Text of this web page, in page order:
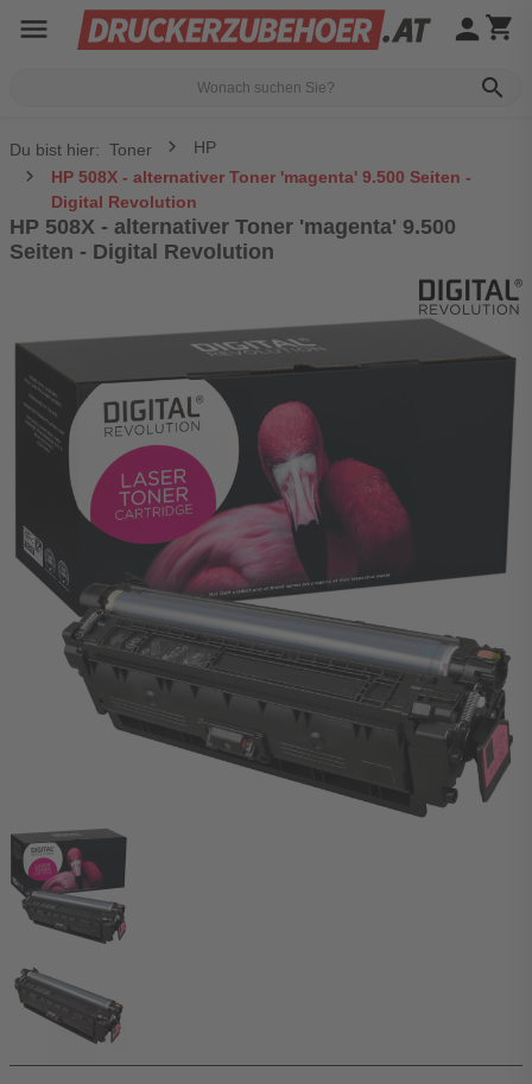
menu
search
person shopping_cart
Du bist hier: Toner
HP
HP 508X - alternativer Toner 'magenta' 9.500 Seiten -
Digital Revolution
HP 508X - alternativer Toner 'magenta' 9.500
Seiten - Digital Revolution